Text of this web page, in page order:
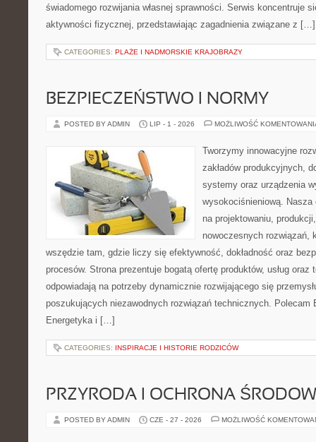
świadomego rozwijania własnej sprawności. Serwis koncentruje
aktywności fizycznej, przedstawiając zagadnienia związane z […]
CATEGORIES: PLAŻE I NADMORSKIE KRAJOBRAZY
BEZPIECZEŃSTWO I NORMY
POSTED BY ADMIN LIP - 1 - 2026 MOŻLIWOŚĆ
Tworzymy innowacyjne
zakładów produkcyjnych,
systemy oraz urządzenia
wysokociśnieniową. Nasza
na projektowaniu,
nowoczesnych rozwiązań,
wszędzie tam, gdzie liczy się efektywność, dokładność oraz
procesów. Strona prezentuje bogatą ofertę produktów, usług oraz
odpowiadają na potrzeby dynamicznie rozwijającego się
poszukujących niezawodnych rozwiązań technicznych. Polecam
Energetyka i […]
CATEGORIES: INSPIRACJE I HISTORIE RODZICÓW
PRZYRODA I OCHRONA
POSTED BY ADMIN CZE - 27 - 2026 MOŻLIWOŚĆ